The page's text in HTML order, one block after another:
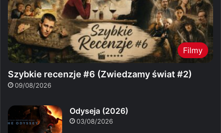
Filmy
Szybkie recenzje #6 (Zwiedzamy świat #2)
09/08/2026
Odyseja (2026)
03/08/2026